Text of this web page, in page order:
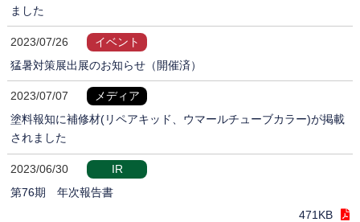
ました
2023/07/26
イベント
猛暑対策展出展のお知らせ（開催済）
2023/07/07
メディア
塗料報知に補修材(リペアキッド、ウマールチューブカラー)が掲載
されました
2023/06/30
IR
第76期 年次報告書
471KB